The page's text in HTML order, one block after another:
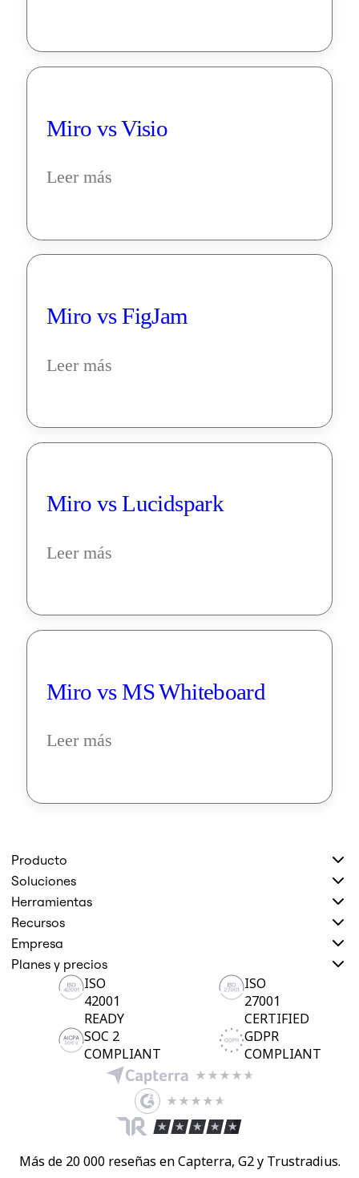
Miro vs Visio
Leer más
Miro vs FigJam
Leer más
Miro vs Lucidspark
Leer más
Miro vs MS Whiteboard
Leer más
Producto
Soluciones
Herramientas
Recursos
Empresa
Planes y precios
ISO
42001
READY
ISO
27001
CERTIFIED
SOC 2
COMPLIANT
GDPR
COMPLIANT
Más de 20 000 reseñas en Capterra, G2 y Trustradius.